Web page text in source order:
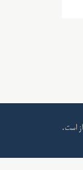
است.